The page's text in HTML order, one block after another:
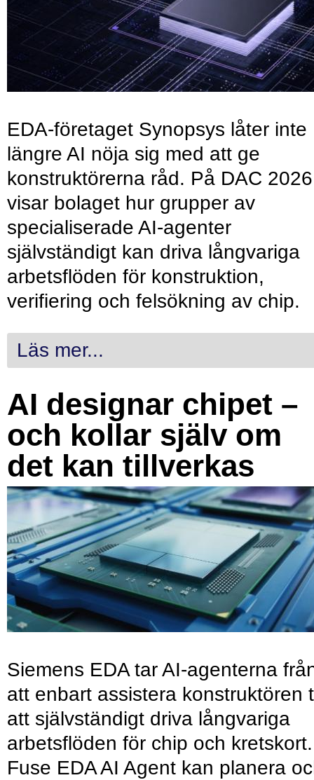
EDA-företaget Synopsys låter inte
längre AI nöja sig med att ge
konstruktörerna råd. På DAC 2026
visar bolaget hur grupper av
specialiserade AI-agenter
självständigt kan driva långvariga
arbetsflöden för konstruktion,
verifiering och felsökning av chip.
Läs mer...
AI designar chipet –
och kollar själv om
det kan tillverkas
Siemens EDA tar AI-agenterna
att enbart assistera konstruktören
att självständigt driva långvariga
arbetsflöden för chip och kretskort.
Fuse EDA AI Agent kan planera